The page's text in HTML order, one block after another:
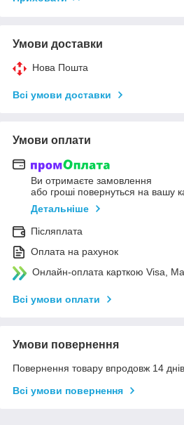
Умови доставки
Нова Пошта
Всі умови доставки
Умови оплати
Ви отримаєте замовлення
або гроші повернуться на вашу
Детальніше
Післяплата
Оплата на рахунок
Онлайн-оплата карткою Visa,
Всі умови оплати
Умови повернення
Повернення товару впродовж 14
Всі умови повернення